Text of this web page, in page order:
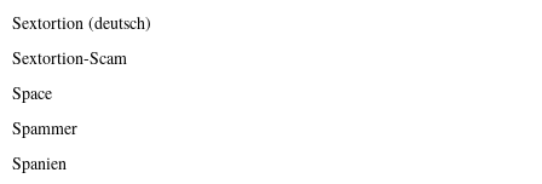
Sextortion (deutsch)
Sextortion-Scam
Space
Spammer
Spanien